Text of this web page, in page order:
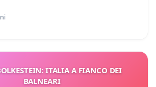
ITALIA A FIANCO DEI
BALNEARI